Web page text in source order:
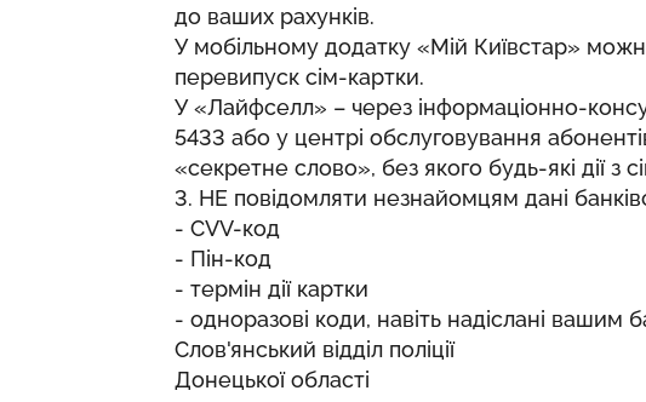
до ваших рахунків.
У мобільному додатку «Мій Київстар»
перевипуск сім-картки.
У «Лайфселл» – через інформаціонно-
5433 або у центрі обслуговування
«секретне слово», без якого будь-які дії з
3. НЕ повідомляти незнайомцям дані
- СVV-код
- Пін-код
- термін дії картки
- одноразові коди, навіть надіслані вашим
Слов'янський відділ поліції
Донецької області